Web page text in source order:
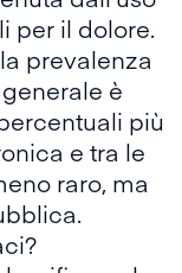
per il dolore.
prevalenza
è
più
e tra le
raro, ma